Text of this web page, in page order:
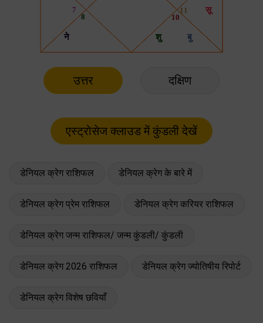
उत्तर दक्षिण
डेनियल क्रेग राशिफल डेनियल क्रेग के बारे में
डेनियल क्रेग प्रेम राशिफल डेनियल क्रेग करियर राशिफल
डेनियल क्रेग जन्म राशिफल/ जन्म कुंडली/ कुंडली
डेनियल क्रेग 2026 राशिफल डेनियल क्रेग ज्योतिषीय रिपोर्ट
डेनियल क्रेग विशेष छवियाँ